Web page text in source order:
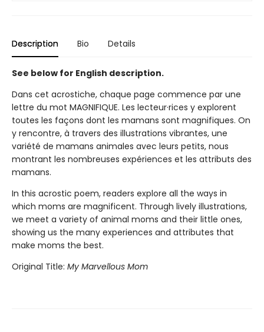
Description Bio Details
See below for English description.
Dans cet acrostiche, chaque page commence par une
lettre du mot MAGNIFIQUE. Les lecteur·rices y explorent
toutes les façons dont les mamans sont magnifiques. On
y rencontre, à travers des illustrations vibrantes, une
variété de mamans animales avec leurs petits, nous
montrant les nombreuses expériences et les attributs des
mamans.
In this acrostic poem, readers explore all the ways in
which moms are magnificent. Through lively illustrations,
we meet a variety of animal moms and their little ones,
showing us the many experiences and attributes that
make moms the best.
Original Title: My Marvellous Mom